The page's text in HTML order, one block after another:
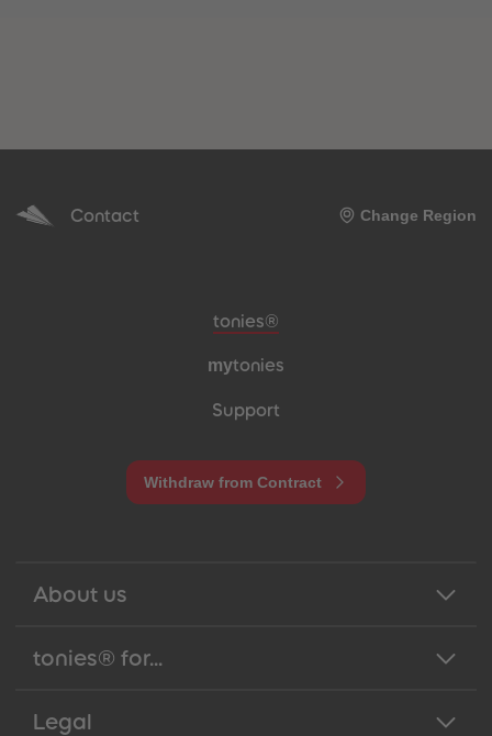
Contact Change Region
Meta navigation footer
tonies®
mytonies
Support
Withdraw from Contract
About us
tonies® for...
Legal